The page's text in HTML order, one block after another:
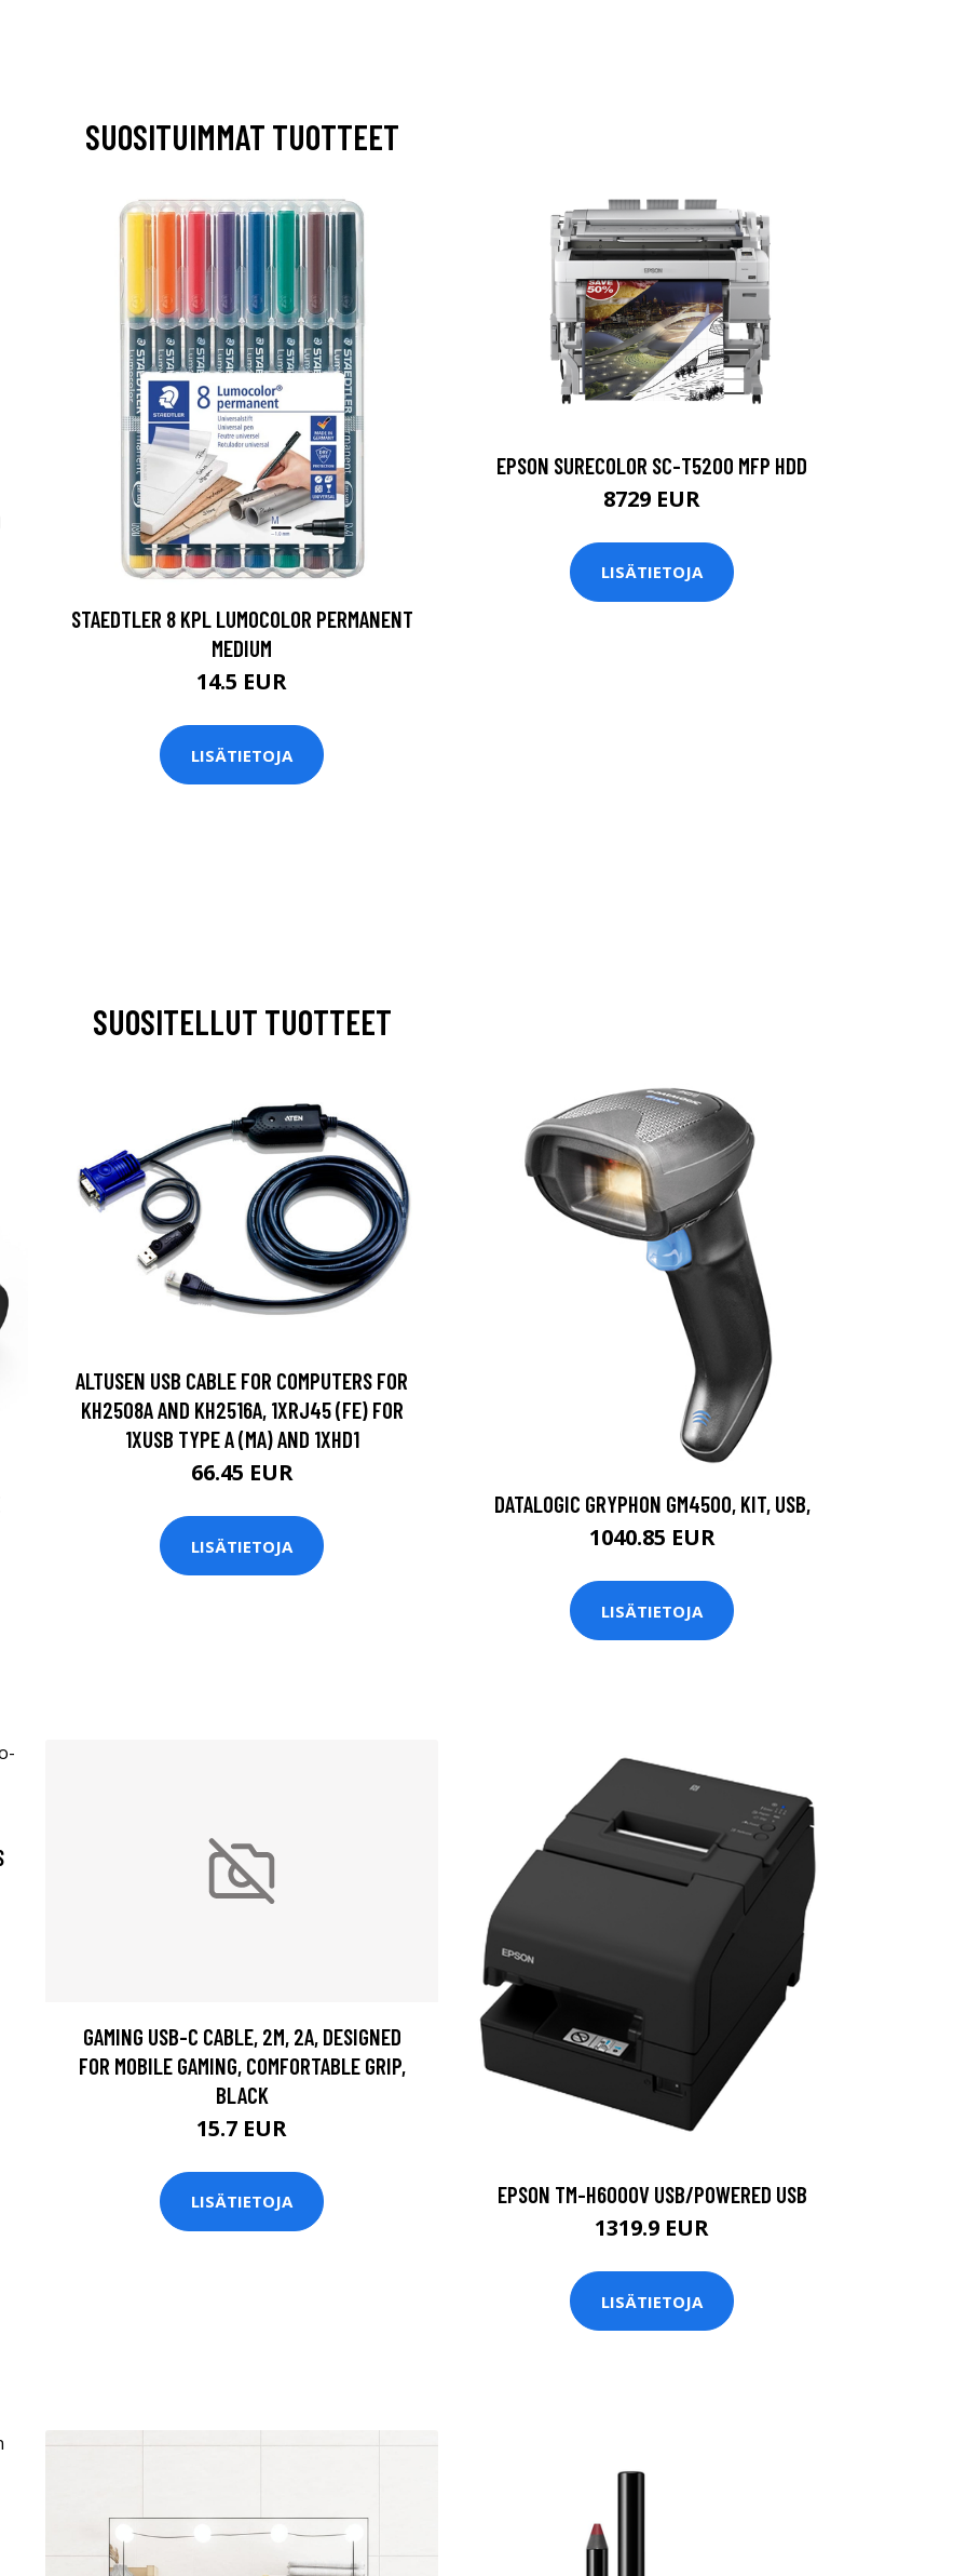
SUOSITUIMMAT TUOTTEET
STAEDTLER 8 KPL LUMOCOLOR PERMANENT
MEDIUM
14.5 EUR
LISÄTIETOJA
EPSON SURECOLOR SC-T5200 MFP HDD
8729 EUR
LISÄTIETOJA
SUOSITELLUT TUOTTEET
ALTUSEN USB CABLE FOR COMPUTERS FOR
KH2508A AND KH2516A, 1XRJ45 (FE) FOR
1XUSB TYPE A (MA) AND 1XHD1
66.45 EUR
LISÄTIETOJA
DATALOGIC GRYPHON GM4500, KIT, USB,
1040.85 EUR
LISÄTIETOJA
GAMING USB-C CABLE, 2M, 2A, DESIGNED
FOR MOBILE GAMING, COMFORTABLE GRIP,
BLACK
15.7 EUR
LISÄTIETOJA EPSON TM-H6000V USB/POWERED USB
1319.9 EUR
LISÄTIETOJA